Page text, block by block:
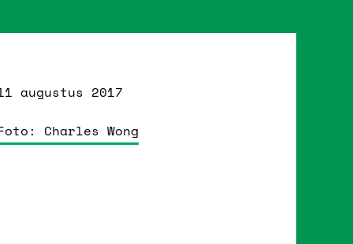
augustus 2017
Charles Wong